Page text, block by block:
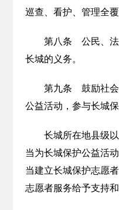
巡查、看护、管理全覆
第八条 公民、法
长城的义务。
第九条 鼓励社会
公益活动，参与长城保
长城所在地县级
当为长城保护公益活
当建立长城保护志愿
志愿者服务给予支持和